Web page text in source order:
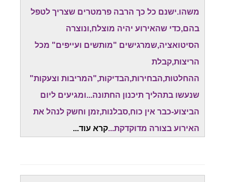
משהו.ישנם כל כך הרבה פרמטרים שצריך לטפל
בהם,כדי שהאירוע יהיה מוצלח,ונוצרה
הסיטואציה,שמרגישים "מותשים ועייפים" מכל
הריצות,קבלת
ההחלטות,הבחירות,הבדיקות,"המריבות וצעקות"
שנעשו בתהליך תיכנון החתונה...ומגיעים ליום
הביצוע-כבר אין כוח,סבלנות,זמן וחשק לנהל את
האירוע בצורה מדוקדקת...קרא עוד...